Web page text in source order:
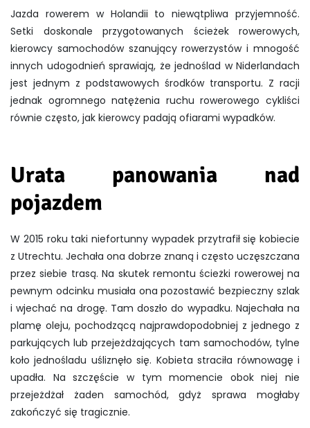
Jazda rowerem w Holandii to niewątpliwa przyjemność.
Setki doskonale przygotowanych ścieżek rowerowych,
kierowcy samochodów szanujący rowerzystów i mnogość
innych udogodnień sprawiają, że jednoślad w Niderlandach
jest jednym z podstawowych środków transportu. Z racji
jednak ogromnego natężenia ruchu rowerowego cykliści
równie często, jak kierowcy padają ofiarami wypadków.
Urata panowania nad
pojazdem
W 2015 roku taki niefortunny wypadek przytrafił się kobiecie
z Utrechtu. Jechała ona dobrze znaną i często uczęszczana
przez siebie trasą. Na skutek remontu ścieżki rowerowej na
pewnym odcinku musiała ona pozostawić bezpieczny szlak
i wjechać na drogę. Tam doszło do wypadku. Najechała na
plamę oleju, pochodzącą najprawdopodobniej z jednego z
parkujących lub przejeżdżających tam samochodów, tylne
koło jednośladu uśliznęło się. Kobieta straciła równowagę i
upadła. Na szczęście w tym momencie obok niej nie
przejeżdżał żaden samochód, gdyż sprawa mogłaby
zakończyć się tragicznie.